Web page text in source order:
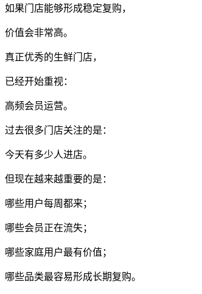
如果门店能够形成稳定复购，
价值会非常高。
真正优秀的生鲜门店，
已经开始重视：
高频会员运营。
过去很多门店关注的是：
今天有多少人进店。
但现在越来越重要的是：
哪些用户每周都来；
哪些会员正在流失；
哪些家庭用户最有价值；
哪些品类最容易形成长期复购。